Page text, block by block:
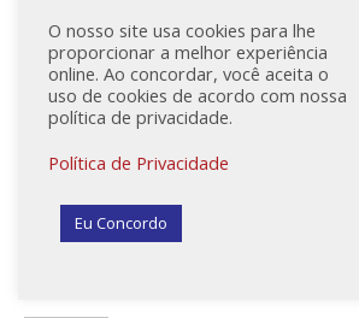
1 POSTS 0 COMENTÁRIOS
author_4617
Carolina Muniz / Folhapress
author_4427
Carolina Muniz / Folhapress
O nosso site usa cookies para lhe
proporcionar a melhor experiência
online. Ao concordar, você aceita o
uso de cookies de acordo com nossa
política de privacidade.
Política de Privacidade
Eu Concordo